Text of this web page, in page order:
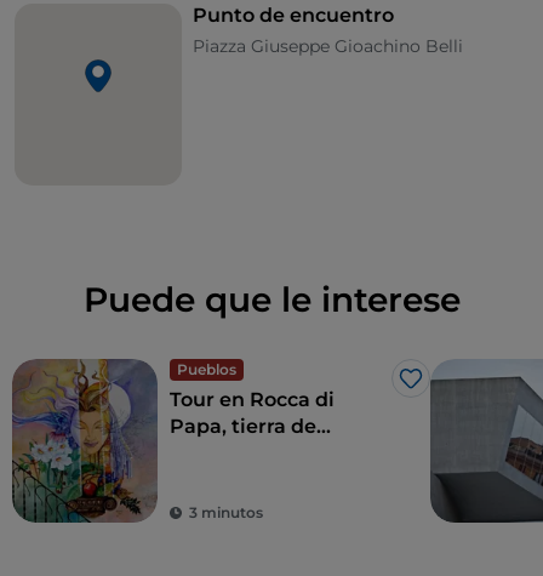
Punto de encuentro
Piazza Giuseppe Gioachino Belli
Puede que le interese
Pueblos
Me gusta
Tour en Rocca di
Papa, tierra de
3 minutos